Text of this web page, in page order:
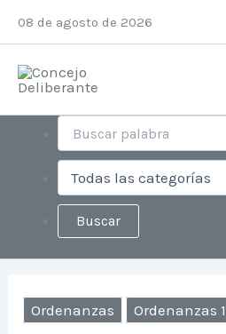
contenido
08 de agosto de 2026
Ordenanzas Ordenanzas